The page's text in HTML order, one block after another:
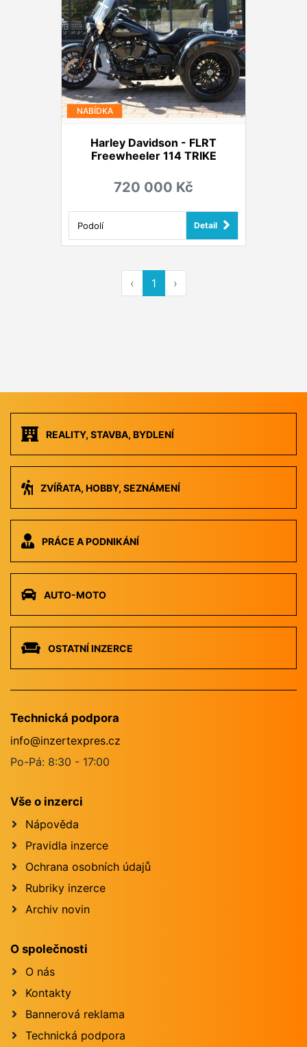
NABÍDKA
Harley Davidson - FLRT
Freewheeler 114 TRIKE
720 000 Kč
Podolí Detail
‹ 1 ›
REALITY, STAVBA, BYDLENÍ
ZVÍŘATA, HOBBY, SEZNÁMENÍ
PRÁCE A PODNIKÁNÍ
AUTO-MOTO
OSTATNÍ INZERCE
Technická podpora
info@inzertexpres.cz
Po-Pá: 8:30 - 17:00
Vše o inzerci
Nápověda
Pravidla inzerce
Ochrana osobních údajů
Rubriky inzerce
Archiv novin
O společnosti
O nás
Kontakty
Bannerová reklama
Technická podpora